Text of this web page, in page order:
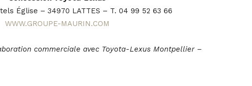
Église – 34970 LATTES – T. 04 99 52 63 66
WWW.GROUPE-MAURIN.COM
commerciale avec Toyota-Lexus Montpellier –